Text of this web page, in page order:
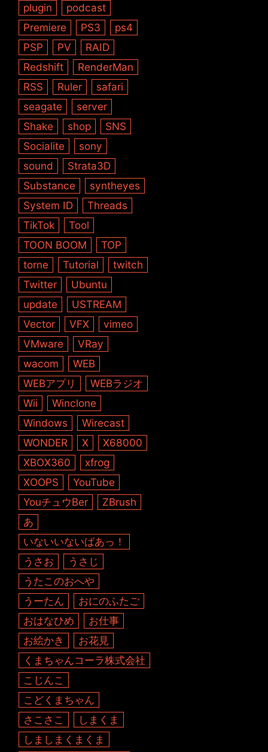
plugin
podcast
Premiere
PS3
ps4
PSP
PV
RAID
Redshift
RenderMan
RSS
Ruler
safari
seagate
server
Shake
shop
SNS
Socialite
sony
sound
Strata3D
Substance
syntheyes
System ID
Threads
TikTok
Tool
TOON BOOM
TOP
torne
Tutorial
twitch
Twitter
Ubuntu
update
USTREAM
Vector
VFX
vimeo
VMware
VRay
wacom
WEB
WEBアプリ
WEBラジオ
Wii
Winclone
Windows
Wirecast
WONDER
X
X68000
XBOX360
xfrog
XOOPS
YouTube
YouチュウBer
ZBrush
あ
いないいないばあっ！
うさお
うさじ
うたこのおへや
うーたん
おにのふたご
おはなひめ
お仕事
お絵かき
お花見
くまちゃんコーラ株式会社
こじんこ
こどくまちゃん
さこさこ
しまくま
しましまくまくま